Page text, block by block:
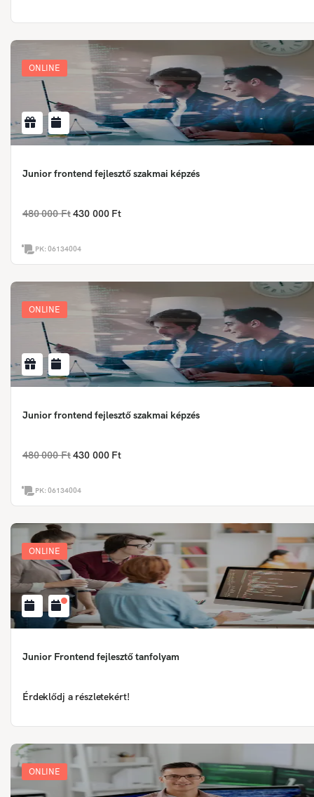
ONLINE
Junior frontend fejlesztő szakmai képzés
480 000 Ft 430 000 Ft
PK:06134004
ONLINE
Junior frontend fejlesztő szakmai képzés
480 000 Ft 430 000 Ft
PK:06134004
ONLINE
Junior Frontend fejlesztő tanfolyam
Érdeklődj a részletekért!
ONLINE